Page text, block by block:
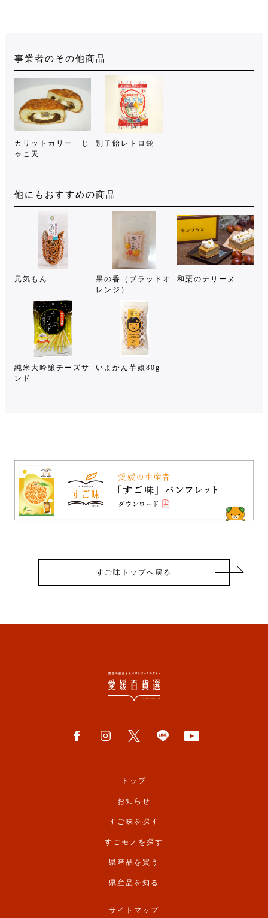
事業者のその他商品
カリットカリー じ
ゃこ天
別子飴レトロ袋
他にもおすすめの商品
元気もん
果の香（ブラッドオ
レンジ）
和栗のテリーヌ
純米大吟醸チーズサ
ンド
いよかん芋娘80g
すご味トップへ戻る
トップ
お知らせ
すご味を探す
すごモノを探す
県産品を買う
県産品を知る
サイトマップ